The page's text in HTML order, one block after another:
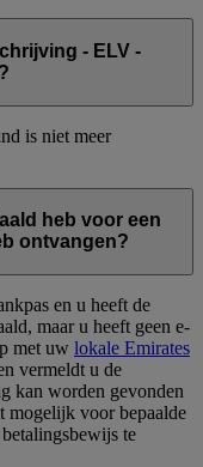
- ELV -
is niet meer
heb voor een
ontvangen?
en u heeft de
maar u heeft geen e-
met uw lokale Emirates
vermeldt u de
kan worden gevonden
mogelijk voor bepaalde
te